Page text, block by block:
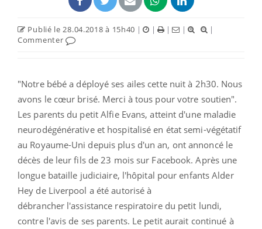
Publié le 28.04.2018 à 15h40 | | | |
|
Commenter
"Notre bébé a déployé ses ailes cette nuit à 2h30. Nous
avons le cœur brisé. Merci à tous pour votre soutien".
Les parents du petit Alfie Evans, atteint d'une maladie
neurodégénérative et hospitalisé en état semi-végétatif
au Royaume-Uni depuis plus d'un an, ont annoncé le
décès de leur fils de 23 mois sur Facebook. Après une
longue bataille judiciaire, l'hôpital pour enfants Alder
Hey de Liverpool a été autorisé à
débrancher l'assistance respiratoire du petit lundi,
contre l'avis de ses parents. Le petit aurait continué à